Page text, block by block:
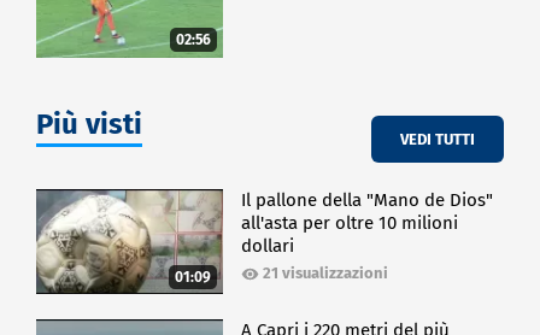
02:56
Più visti VEDI TUTTI
01:09
Il pallone della "Mano de Dios"
all'asta per oltre 10 milioni
dollari
21 visualizzazioni
A Capri i 220 metri del più